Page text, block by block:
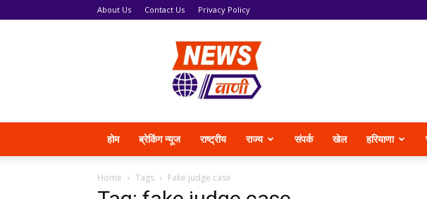
About Us Contact Us Privacy Policy
News
Vani
होम ब्रेकिंग न्यूज राष्ट्रीय राज्य संपर्क खेल हरियाणा
Home Tags Fake judge case